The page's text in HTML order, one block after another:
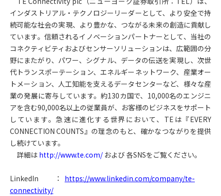
インダストリアル・テクノロジーリーダーとして、より安全で持
続可能な社会の実現、より豊かな、つながる未来の創造に貢献し
ています。信頼されるイノベーションパートナーとして、当社の
コネクティビティおよびセンサーソリューションは、広範囲の分
野にまたがり、パワー、シグナル、データの伝送を実現し、次世
代トランスポーテーション、エネルギーネットワーク、産業オー
トメーション、人工知能を支えるデータセンターなど、様々な産
業の発展に寄与しています。約130カ国で、10,000名のエンジニ
アを含む90,000名以上の従業員が、お客様のビジネスをサポート
しています。急速に進化する世界において、TEは『EVERY
CONNECTION COUNTS』の理念のもと、確かなつながりを提供
し続けています。
詳細は http://www.te.com/ および 各SNSをご覧ください。
LinkedIn ：
https://www.linkedin.com/company/te-
connectivity/